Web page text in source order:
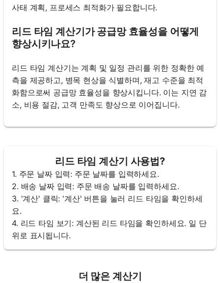
사태 계획, 프로세스 최적화가 필요합니다.
리드 타임 계산기가 공급망 효율성을 어떻게
향상시키나요?
리드 타임 계산기는 계획 및 일정 관리를 위한 정확한 예
측을 제공하고, 병목 현상을 식별하며, 재고 수준을 최적
화함으로써 공급망 효율성을 향상시킵니다. 이는 지연 감
소, 비용 절감, 고객 만족도 향상으로 이어집니다.
리드 타임 계산기 사용법?
1. 주문 날짜 입력: 주문 날짜를 입력하세요.
2. 배송 날짜 입력: 주문 배송 날짜를 입력하세요.
3. '계산' 클릭: '계산' 버튼을 눌러 리드 타임을 확인하세
요.
4. 리드 타임 보기: 계산된 리드 타임을 확인하세요. 일 단
위로 표시됩니다.
더 많은 계산기